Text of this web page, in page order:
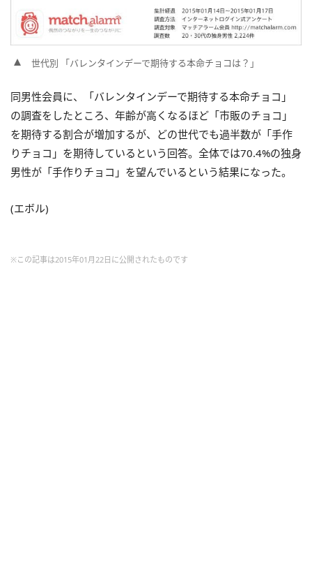
世代別 「バレンタインデーで期待する本命チョコは？」
同男性会員に、「バレンタインデーで期待する本命チョコ」
の調査をしたところ、年齢が高くなるほど「市販のチョコ」
を期待する割合が増加するが、どの世代でも過半数が「手作
りチョコ」を期待しているという回答。全体では70.4%の独身
男性が「手作りチョコ」を望んでいるという結果になった。
(エボル)
※この記事は2015年01月22日に公開されたものです